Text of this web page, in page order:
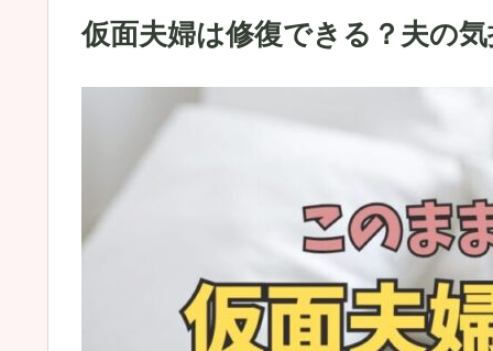
仮面夫婦は修復できる？夫の